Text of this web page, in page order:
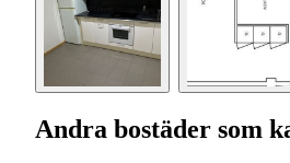
Andra bostäder som